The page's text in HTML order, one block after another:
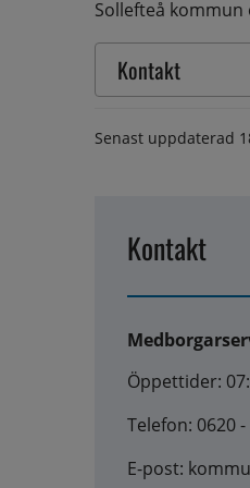
Sollefteå
Kontakt
Senast uppdaterad
Kontakt
Öppettider:
Telefon: 0620
E-post: